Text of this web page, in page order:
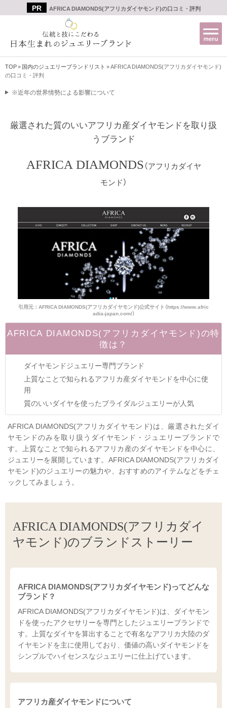
AFRICA DIAMONDS(アフリカダイヤモンド)の口コミ・評判
TOP»国内のジュエリーブランドリスト »AFRICA DIAMONDS(アフリカダイヤモンド)
の口コミ・評判
※近年の世界情勢による影響について
厳選された質のいいアフリカ産ダイヤモンドを取り扱
うブランド
AFRICA DIAMONDS（アフリカダイヤ
モンド）
引用元：AFRICA DIAMONDS(アフリカダイヤモンド)公式サイト（https://www.afric
adia-japan.com/）
AFRICA DIAMONDS(アフリカダイヤモンド)の特
徴は？
ダイヤモンドジュエリー専門ブランド
上質なことで知られるアフリカ産ダイヤモンドを中心に使
用
質のいいダイヤを使ったブライダルジュエリーが人気
AFRICA DIAMONDS(アフリカダイヤモンド)は、厳選されたダイ
ヤモンドのみを取り扱うダイヤモンド・ジュエリーブランドで
す。上質なことで知られるアフリカ産のダイヤモンドを中心に、
ジュエリーを展開しています。AFRICA DIAMONDS(アフリカダイ
ヤモンド)のジュエリーの魅力や、おすすめのアイテムなどをチェ
ックしてみましょう。
AFRICA DIAMONDS(アフリカダイ
ヤモンド)のブランドストーリー
AFRICA DIAMONDS(アフリカダイヤモンド)ってどんな
ブランド？
AFRICA DIAMONDS(アフリカダイヤモンド)は、ダイヤモン
ドを使ったアクセサリーを専門としたジュエリーブランドで
す。上質なダイヤを算出することで有名なアフリカ大陸のダ
イヤモンドを主に使用しており、価値の高いダイヤモンドを
シンプルでハイセンスなジュエリーに仕上げています。
アフリカ産ダイヤモンドについて